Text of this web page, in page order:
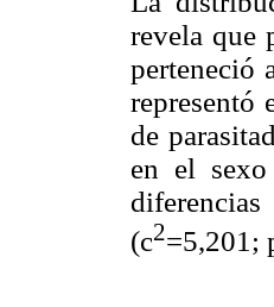
revela que
perteneció
representó
de
en el
(c2=5,201;